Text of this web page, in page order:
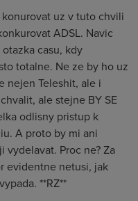
uz v tuto chvili
ADSL. Navic
casu, kdy
totalne. Ne ze by ho uz
nejen Teleshit, ale i
ale stejne BY SE
odlisny pristup k
A proto by mi ani
Proc ne? Za
evidentne netusi, jak
**RZ**